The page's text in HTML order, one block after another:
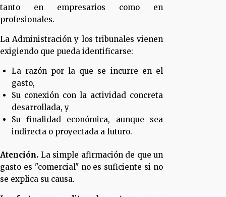
tanto en empresarios como en
profesionales.
La Administración y los tribunales vienen
exigiendo que pueda identificarse:
La razón por la que se incurre en el
gasto,
Su conexión con la actividad concreta
desarrollada, y
Su finalidad económica, aunque sea
indirecta o proyectada a futuro.
Atención. La simple afirmación de que un
gasto es "comercial" no es suficiente si no
se explica su causa.